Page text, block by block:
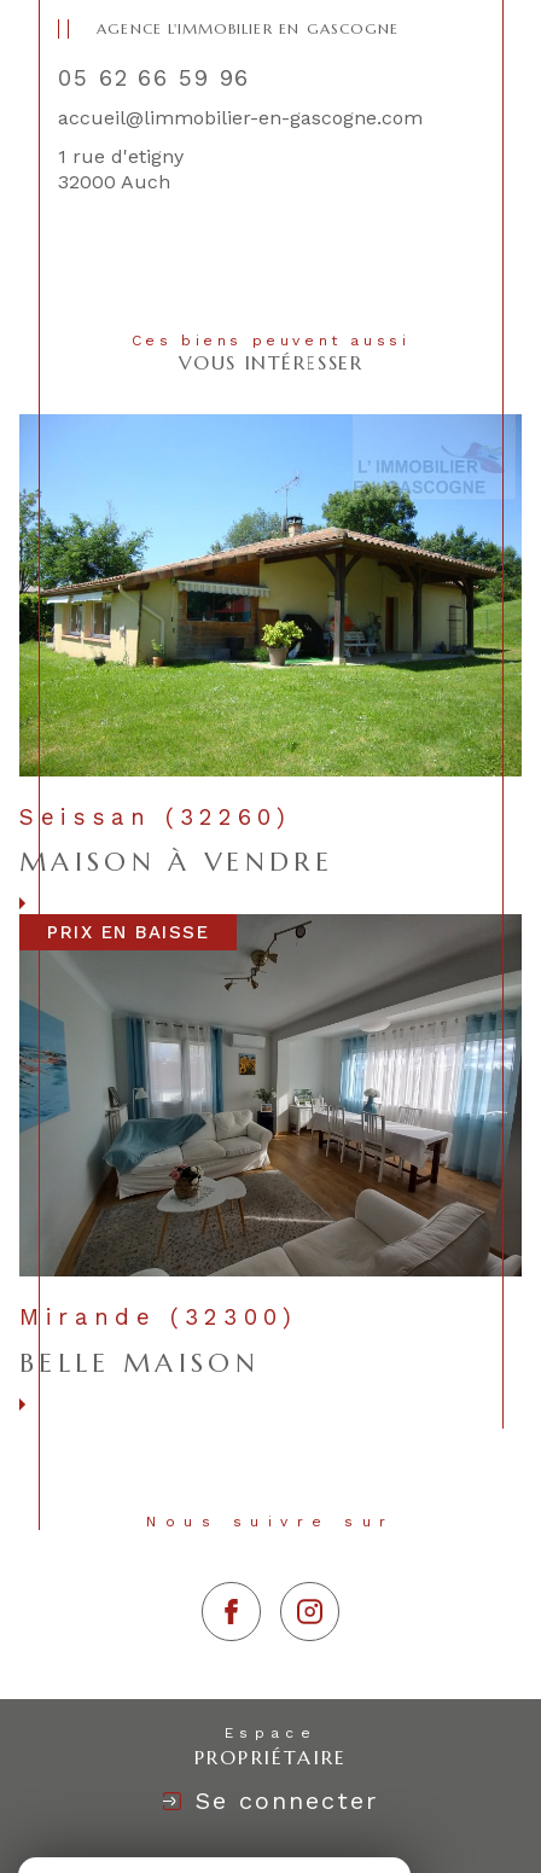
AGENCE L'IMMOBILIER EN GASCOGNE
05 62 66 59 96
accueil@limmobilier-en-gascogne.com
1 rue d'etigny
32000 Auch
Ces biens peuvent aussi
VOUS INTÉRESSER
Seissan (32260)
MAISON À VENDRE
PRIX EN BAISSE
Mirande (32300)
BELLE MAISON
Nous suivre sur
Espace
PROPRIÉTAIRE
Se connecter